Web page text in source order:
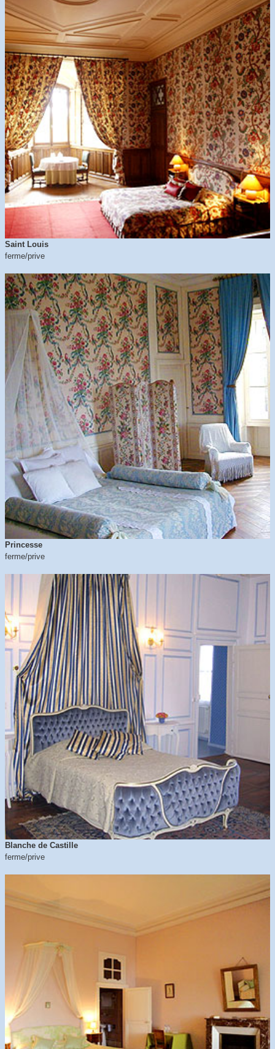
Saint Louis
ferme/prive
Princesse
ferme/prive
Blanche de Castille
ferme/prive